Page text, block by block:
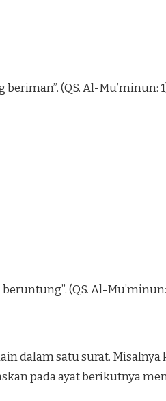
(QS. Al-Mu’minun:
(QS. Al-Mu’minun:
dalam satu surat. Misalnya
pada ayat berikutnya